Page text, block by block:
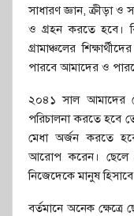
সাধারণ জ্ঞান, ক্রীড়া ও
ও গ্রহন করতে হবে।
গ্রামাঞ্চলের
পারবে আমাদের ও
২০৪১ সাল আমাদের
পরিচালনা করতে হবে
মেধা অর্জন করতে
আরোপ করেন। ছেলে
নিজেদেকে মানুষ
বর্তমানে অনেক ক্ষেত্রে